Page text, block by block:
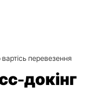
перевезення
докінг